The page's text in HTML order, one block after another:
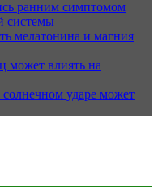
ранним симптомом
системы
мелатонина и магния
может влиять на
ударе может